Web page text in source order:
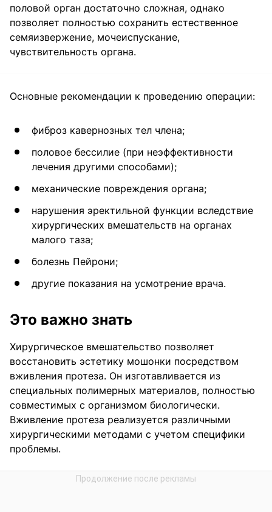
половой орган достаточно сложная, однако
позволяет полностью сохранить естественное
семяизвержение, мочеиспускание,
чувствительность органа.
Основные рекомендации к проведению операции:
фиброз кавернозных тел члена;
половое бессилие (при неэффективности
лечения другими способами);
механические повреждения органа;
нарушения эректильной функции вследствие
хирургических вмешательств на органах
малого таза;
болезнь Пейрони;
другие показания на усмотрение врача.
Это важно знать
Хирургическое вмешательство позволяет
восстановить эстетику мошонки посредством
вживления протеза. Он изготавливается из
специальных полимерных материалов, полностью
совместимых с организмом биологически.
Вживление протеза реализуется различными
хирургическими методами с учетом специфики
проблемы.